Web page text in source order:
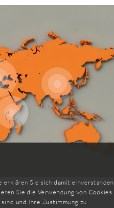
Sie sich damit einverstanden,
Sie die Verwendung von Cookies
und Ihre Zustimmung zu